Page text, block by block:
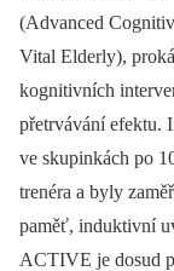
(Advanced
Vital Elderly),
kognitivních
přetrvávání efektu.
ve skupinkách po
trenéra a byly
paměť, induktivní
ACTIVE je dosud